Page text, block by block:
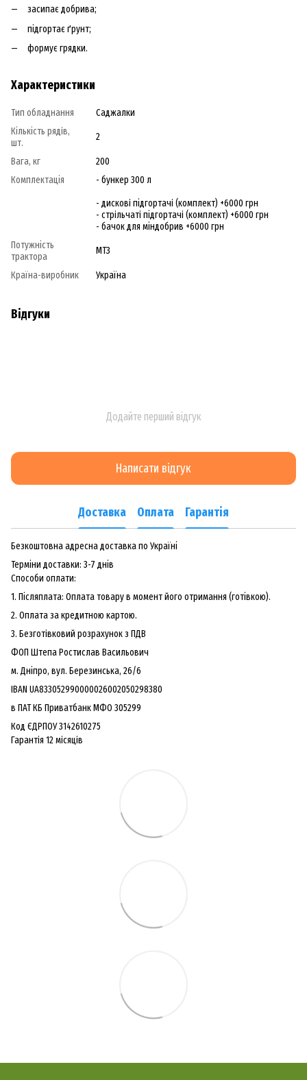
засипає добрива;
підгортає ґрунт;
формує грядки.
Характеристики
Тип обладнання
Саджалки
Кількість рядiв,
шт.
2
Вага, кг
200
Комплектація
- бункер 300 л
- дисковi підгортачi (комплект) +6000 грн
- стрiльчатi підгортачi (комплект) +6000 грн
- бачок для міндобрив +6000 грн
Потужність
трактора
МТЗ
Країна-виробник Україна
Відгуки
Додайте перший відгук
Написати відгук
Доставка Оплата Гарантія
Безкоштовна адресна доставка по Україні
Терміни доставки: 3-7 днів
Способи оплати:
1. Післяплата: Оплата товару в момент його отримання (готівкою).
2. Оплата за кредитною картою.
3. Безготiвковий розрахунок з ПДВ
ФОП Штепа Ростислав Васильович
м. Дніпро, вул. Березинська, 26/6
IBAN UA833052990000026002050298380
в ПАТ КБ Приватбанк МФО 305299
Код ЄДРПОУ 3142610275
Гарантiя 12 мiсяцiв